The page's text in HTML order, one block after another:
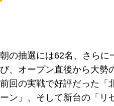
朝の抽選には62名、さらに
び、オープン直後から大勢
前回の実戦で好評だった「
ーン」、そして新台の「リ